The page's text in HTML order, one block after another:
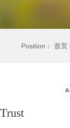
Position： 首页